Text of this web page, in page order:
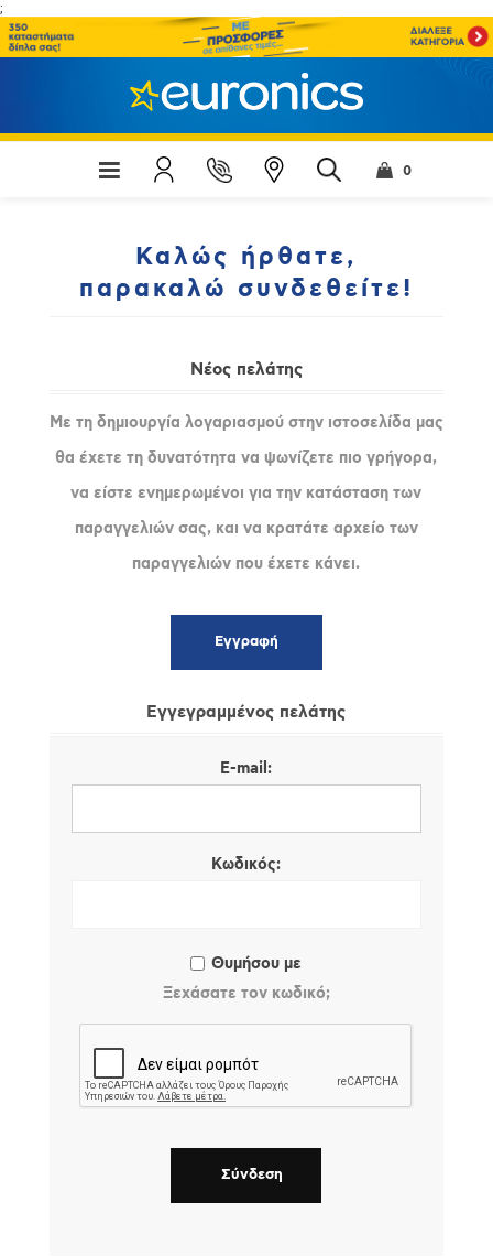
;
0
Καλώς ήρθατε,
παρακαλώ συνδεθείτε!
Νέος πελάτης
Με τη δημιουργία λογαριασμού στην ιστοσελίδα μας
θα έχετε τη δυνατότητα να ψωνίζετε πιο γρήγορα,
να είστε ενημερωμένοι για την κατάσταση των
παραγγελιών σας, και να κρατάτε αρχείο των
παραγγελιών που έχετε κάνει.
Εγγεγραμμένος πελάτης
E-mail:
Κωδικός:
Θυμήσου με
Ξεχάσατε τον κωδικό;